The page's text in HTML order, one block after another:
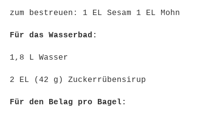
zum bestreuen: 1 EL Sesam 1 EL Mohn
Für das Wasserbad:
1,8 L Wasser
2 EL (42 g) Zuckerrübensirup
Für den Belag pro Bagel: